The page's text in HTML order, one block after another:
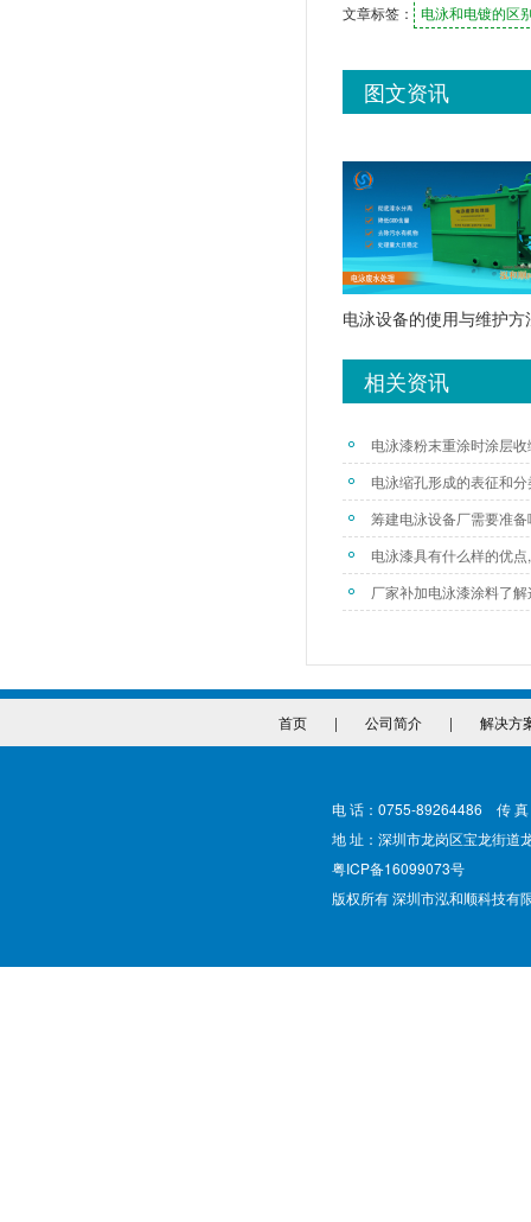
文章标签： 电泳和电镀的区
图文资讯
电泳设备的使用与维护方
相关资讯
电泳漆粉末重涂时涂层
电泳缩孔形成的表征和分
筹建电泳设备厂需要准
电泳漆具有什么样的优
厂家补加电泳漆涂料了
首页 | 公司简介 | 解决方
电 话：0755-89264486 传
地 址：深圳市龙岗区宝龙街道
粤ICP备16099073号
版权所有 深圳市泓和顺科技有